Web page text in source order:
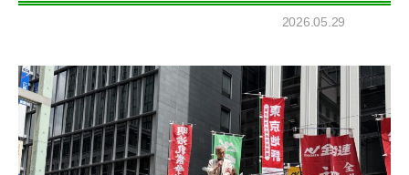
2026.05.29